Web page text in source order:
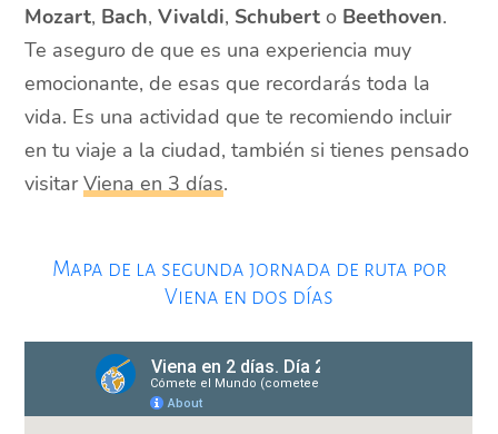
Mozart, Bach,Vivaldi, Schuberto Beethoven.
Te aseguro de que es una experiencia muy
emocionante, de esas que recordarás toda la
vida. Es una actividad que te recomiendo incluir
en tu viaje a la ciudad, también si tienes pensado
visitarViena en 3 días.
Mapa de la segunda jornada de ruta por
Viena en dos días